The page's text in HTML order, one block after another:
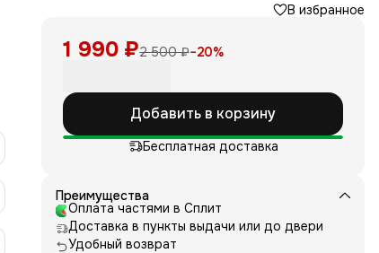
В избранное
1 990 ₽2 500 ₽−20%
Добавить в корзину
Бесплатная доставка
Преимущества
Оплата частями в Сплит
Доставка в пункты выдачи или до двери
Удобный возврат